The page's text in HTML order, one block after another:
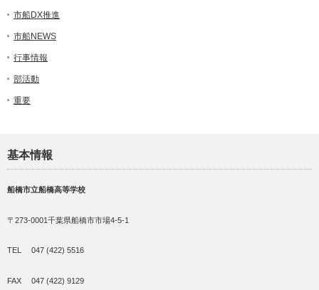
市船DX推進
市船NEWS
行事情報
部活動
重要
基本情報
船橋市立船橋高等学校
〒273-0001千葉県船橋市市場4-5-1
TEL 047 (422) 5516
FAX 047 (422) 9129